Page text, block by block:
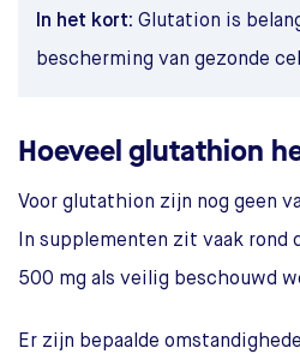
In het kort: Glutation is
bescherming van gezonde
Hoeveel glutathion
Voor glutathion zijn nog geen
In supplementen zit vaak rond
500 mg als veilig beschouwd
Er zijn bepaalde